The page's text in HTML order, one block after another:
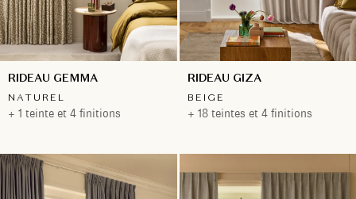
RIDEAU GEMMA
NATUREL
+ 1 teinte et 4 finitions
RIDEAU GIZA
BEIGE
+ 18 teintes et 4 finitions